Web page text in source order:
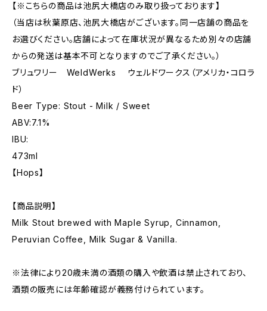
【※こちらの商品は池尻大橋店のみ取り扱っております】
（当店は秋葉原店、池尻大橋店がございます。同一店舗の商品を
お選びください。店舗によって在庫状況が異なるため別々の店舗
からの発送は基本不可となりますのでご了承ください。）
ブリュワリー WeldWerks ウェルドワークス（アメリカ・コロラ
ド）
Beer Type: Stout - Milk / Sweet
ABV:7.1%
IBU:
473ml
【Hops】
【商品説明】
Milk Stout brewed with Maple Syrup, Cinnamon,
Peruvian Coffee, Milk Sugar & Vanilla.
※法律により20歳未満の酒類の購入や飲酒は禁止されており、
酒類の販売には年齢確認が義務付けられています。